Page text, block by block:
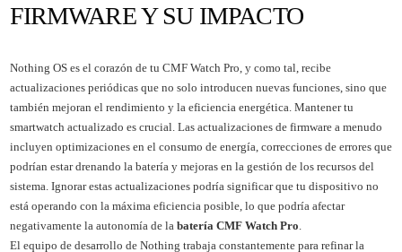
FIRMWARE Y SU IMPACTO
Nothing OS es el corazón de tu CMF Watch Pro, y como tal, recibe
actualizaciones periódicas que no solo introducen nuevas funciones, sino que
también mejoran el rendimiento y la eficiencia energética. Mantener tu
smartwatch actualizado es crucial. Las actualizaciones de firmware a menudo
incluyen optimizaciones en el consumo de energía, correcciones de errores que
podrían estar drenando la batería y mejoras en la gestión de los recursos del
sistema. Ignorar estas actualizaciones podría significar que tu dispositivo no
está operando con la máxima eficiencia posible, lo que podría afectar
negativamente la autonomía de la batería CMF Watch Pro
El equipo de desarrollo de Nothing trabaja constantemente para refinar la